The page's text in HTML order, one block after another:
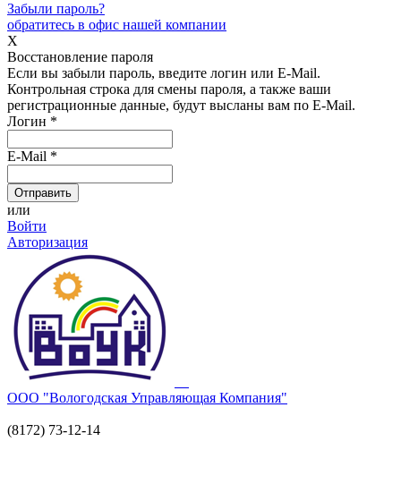
Забыли пароль?
обратитесь в офис нашей компании
X
Восстановление пароля
Если вы забыли пароль, введите логин или E-Mail.
Контрольная строка для смены пароля, а также ваши
регистрационные данные, будут высланы вам по E-Mail.
Логин *
E-Mail *
или
Войти
Авторизация
ООО "Вологодская Управляющая Компания"
(8172) 73-12-14